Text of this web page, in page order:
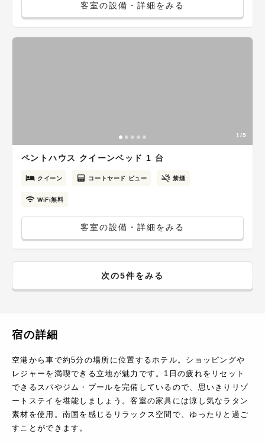
客室の設備・詳細をみる
1/5
ペントハウス クイーンベッド 1 台
クイーン コートヤード ビュー 禁煙
WiFi無料
客室の設備・詳細をみる
次の5件をみる
宿の詳細
空港から車で約5分の場所に位置するホテル。ショッピングや
レジャーを満喫できる立地が魅力です。1日の疲れをリセット
できるスパやジム・プールを完備しているので、思いきりリゾ
ートステイを堪能しましょう。客室の家具には涼し気なラタン
素材を使用。南国を感じるリラックス空間で、ゆったりと過ご
すことができます。